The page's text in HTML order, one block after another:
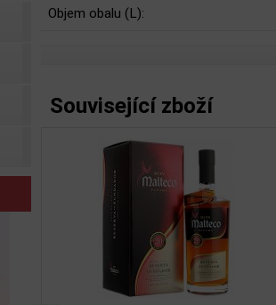
Objem obalu (L):
Související zboží